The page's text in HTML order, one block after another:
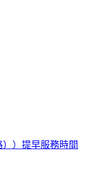
）提早服務時間